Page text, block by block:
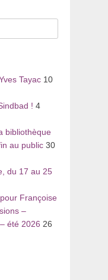
Tayac 10
! 4
bibliothèque
au public 30
du 17 au 25
Françoise
–
été 2026 26